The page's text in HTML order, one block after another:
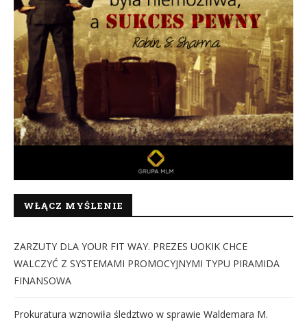
WŁĄCZ MYŚLENIE
ZARZUTY DLA YOUR FIT WAY. PREZES UOKIK CHCE
WALCZYĆ Z SYSTEMAMI PROMOCYJNYMI TYPU PIRAMIDA
FINANSOWA
Prokuratura wznowiła śledztwo w sprawie Waldemara M.